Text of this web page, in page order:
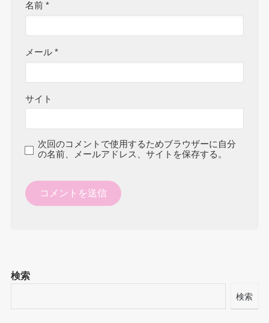
名前*
メール*
サイト
次回のコメントで使用するためブラウザーに自分
の名前、メールアドレス、サイトを保存する。
検索
検索